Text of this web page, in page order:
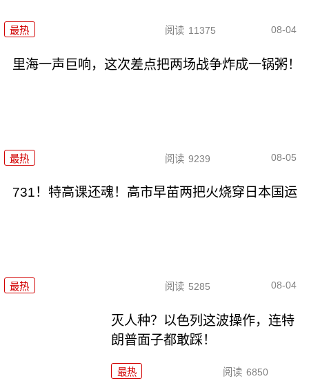
最热 阅读 11375 08-04
里海一声巨响，这次差点把两场战争炸成一锅粥！
最热 阅读 9239 08-05
731！特高课还魂！高市早苗两把火烧穿日本国运
最热 阅读 5285 08-04
灭人种？以色列这波操作，连特
朗普面子都敢踩！
最热 阅读 6850